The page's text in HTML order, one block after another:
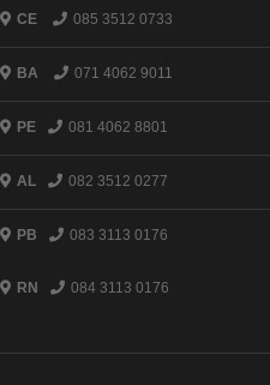
CE 085 3512 0733
BA 071 4062 9011
PE 081 4062 8801
AL 082 3512 0277
PB 083 3113 0176
RN 084 3113 0176